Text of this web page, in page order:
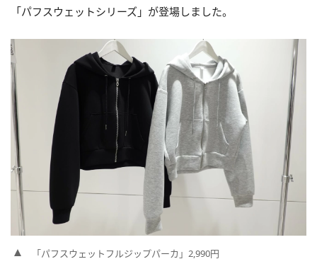
「パフスウェットシリーズ」が登場しました。
「パフスウェットフルジップパーカ」2,990円